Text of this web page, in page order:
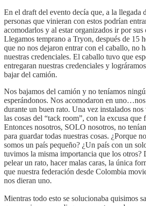
En el draft del evento decía que, a la llegada
personas que vinieran con estos podrían
acomodarlos y al estar organizados ir por sus
Llegamos temprano a Tryon, después de 15
que no nos dejaron entrar con el caballo, no
nuestras credenciales. El caballo tuvo que
entregaran nuestras credenciales y
bajar del camión.
Nos bajamos del camión y no teníamos
esperándonos. Nos acomodaron en
durante un buen rato. Una vez instalados
las cosas del “tack room”, con la excusa que
Entonces nosotros, SOLO nosotros, no
para guardar todas nuestras cosas. ¿Porque
somos un país pequeño? ¿Un país con un
tuvimos la misma importancia que los otros?
pelear un rato, hacer malas caras, la única
que nuestra federación desde Colombia
nos dieran uno.
Mientras todo esto se solucionaba quisimos